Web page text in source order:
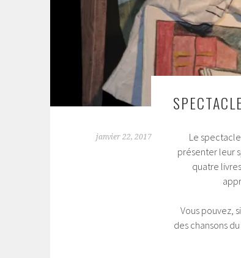
janvier 22, 2017 Le
présenter leur
quatre
Vous pouvez,
des chansons